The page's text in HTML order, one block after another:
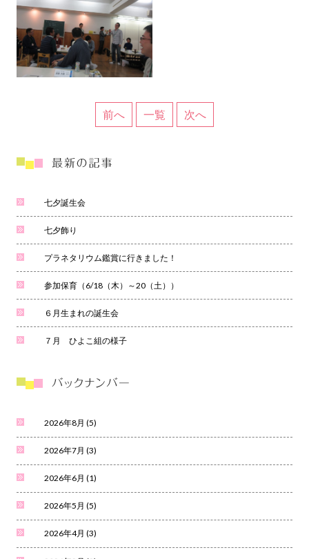
前へ 一覧 次へ
七夕誕生会
七夕飾り
プラネタリウム鑑賞に行きました！
参加保育（6/18（木）～20（土））
６月生まれの誕生会
７月 ひよこ組の様子
2026年8月 (5)
2026年7月 (3)
2026年6月 (1)
2026年5月 (5)
2026年4月 (3)